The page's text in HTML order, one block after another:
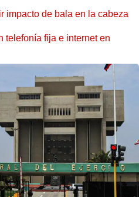
impacto de bala en la cabeza
telefonía fija e internet en